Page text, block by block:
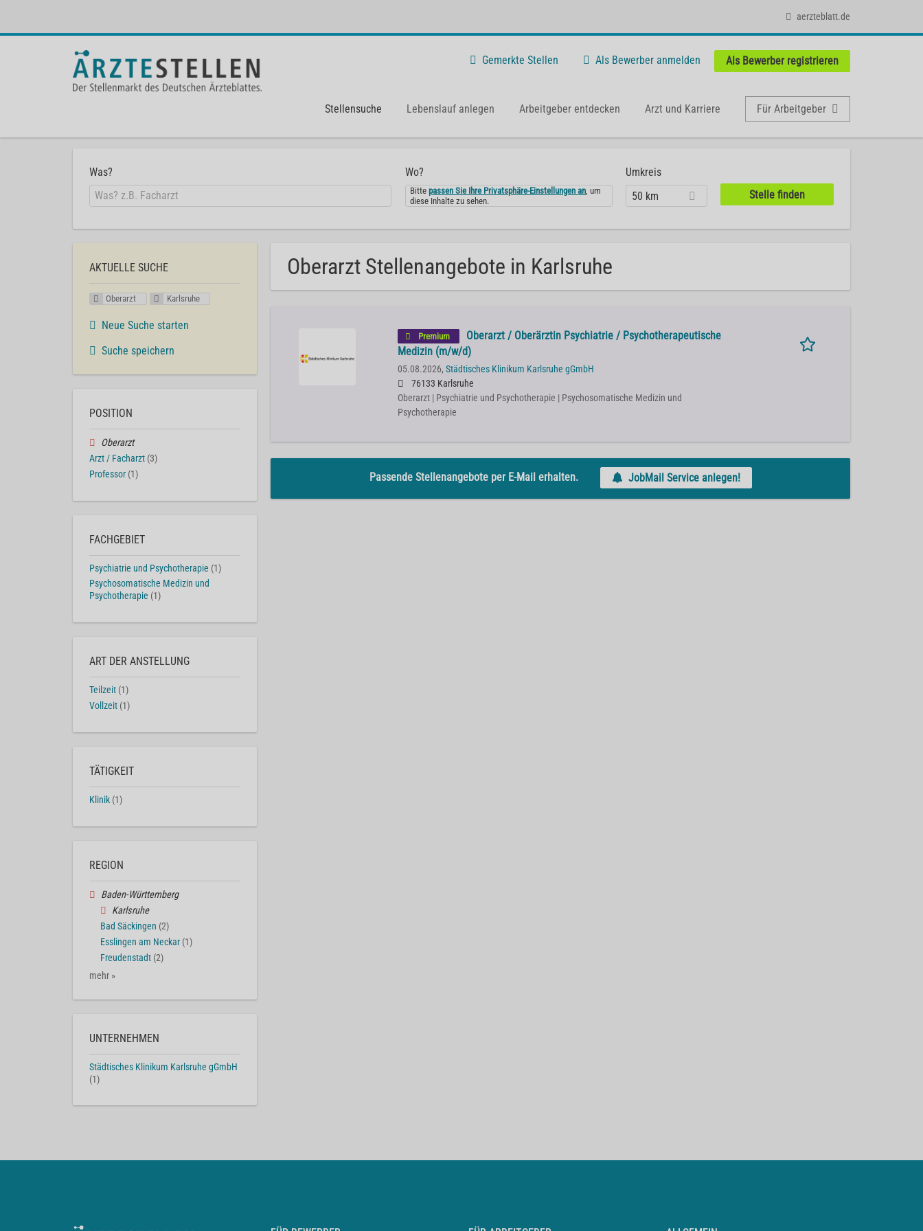
aerzteblatt.de
Gemerkte Stellen Als Bewerber anmelden Als Bewerber registrieren
Stellensuche Lebenslauf anlegen Arbeitgeber entdecken Arzt und Karriere Für Arbeitgeber
Was? Wo?
Bittepassen Sie Ihre Privatsphäre-Einstellungen an, um
diese Inhalte zu sehen.
Umkreis
50 km
Oberarzt Stellenangebote in Karlsruhe
Premium
Oberarzt / Oberärztin Psychiatrie / Psychotherapeutische
Medizin (m/w/d)
05.08.2026, Städtisches Klinikum Karlsruhe gGmbH
76133 Karlsruhe
Oberarzt | Psychiatrie und Psychotherapie | Psychosomatische Medizin und
Psychotherapie
Passende Stellenangebote per E-Mail erhalten. JobMail Service anlegen!
AKTUELLE SUCHE
Oberarzt Karlsruhe
Neue Suche starten
Suche speichern
POSITION
Oberarzt
Arzt / Facharzt (3)
Professor (1)
FACHGEBIET
Psychiatrie und Psychotherapie (1)
Psychosomatische Medizin und
Psychotherapie (1)
ART DER ANSTELLUNG
Teilzeit (1)
Vollzeit (1)
TÄTIGKEIT
Klinik (1)
REGION
Baden-Württemberg
Karlsruhe
Bad Säckingen (2)
Esslingen am Neckar (1)
Freudenstadt (2)
mehr »
UNTERNEHMEN
Städtisches Klinikum Karlsruhe gGmbH
(1)